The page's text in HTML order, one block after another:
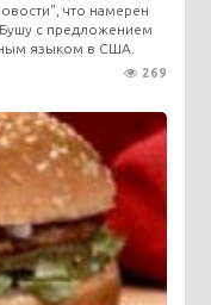
что намерен
с предложением
языком в США.
269